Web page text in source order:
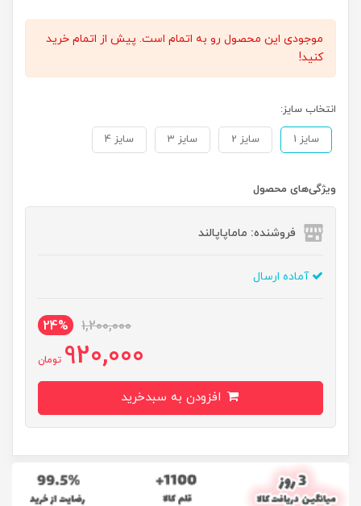
موجودی این محصول رو به اتمام است. پیش از اتمام خرید
کنید!
انتخاب سایز:
سایز 1 سایز 2 سایز 3 سایز 4
ویژگی‌های محصول
فروشنده: ماماپاپالند
آماده ارسال
1,200,000
24%
920,000 تومان